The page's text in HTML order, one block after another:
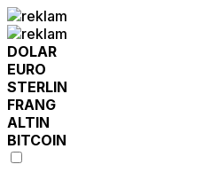
DOLAR
EURO
STERLIN
FRANG
ALTIN
BITCOIN